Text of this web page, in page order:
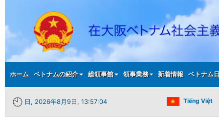
Main menu
ホーム ベトナムの紹介 総領事館 領事業務 新着情報 ベトナム
日, 2026年8月9日, 13:57:04 Tiếng Việt